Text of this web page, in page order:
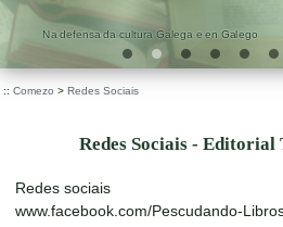
Na defensa da cultura Galega e en Galego
:: Comezo > Redes Sociais
Redes Sociais - Editorial
Redes sociais
www.facebook.com/Pescudando-